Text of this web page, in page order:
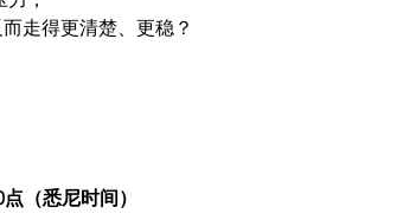
走得更清楚、更稳？
（悉尼时间）